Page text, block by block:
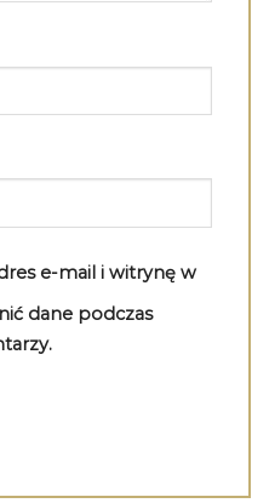
e-mail i witrynę w
dane podczas